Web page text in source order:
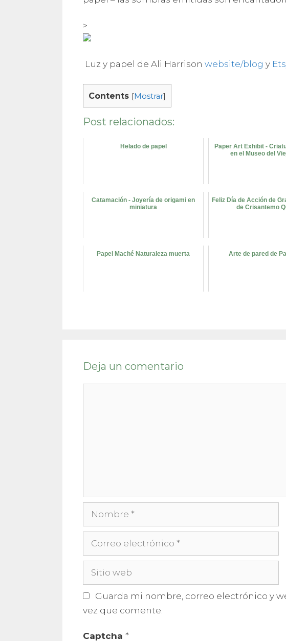
>
Luz y papel de Ali Harrison website/blog y
Contents [Mostrar]
Post relacionados:
Helado de papel
Paper Art Exhibit -
en el Museo del
Catamación - Joyería de origami en
miniatura
Feliz Día de Acción de
de Crisantemo
Papel Maché Naturaleza muerta Arte de pared de
Deja un comentario
electrónico
web
Guarda mi nombre, correo electrónico y
vez que comente.
Captcha *